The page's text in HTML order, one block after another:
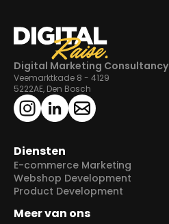
Digital Marketing Consultancy
Veemarktkade 8 - 4129
5222AE, Den Bosch
Diensten
E-commerce Marketing
Webshop Development
Product Development
Meer van ons